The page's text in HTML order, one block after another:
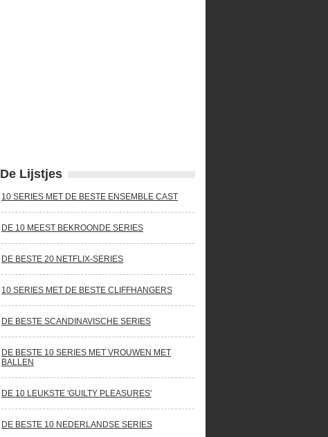
De Lijstjes
10 SERIES MET DE BESTE ENSEMBLE CAST
DE 10 MEEST BEKROONDE SERIES
DE BESTE 20 NETFLIX-SERIES
10 SERIES MET DE BESTE CLIFFHANGERS
DE BESTE SCANDINAVISCHE SERIES
DE BESTE 10 SERIES MET VROUWEN MET
BALLEN
DE 10 LEUKSTE 'GUILTY PLEASURES'
DE BESTE 10 NEDERLANDSE SERIES